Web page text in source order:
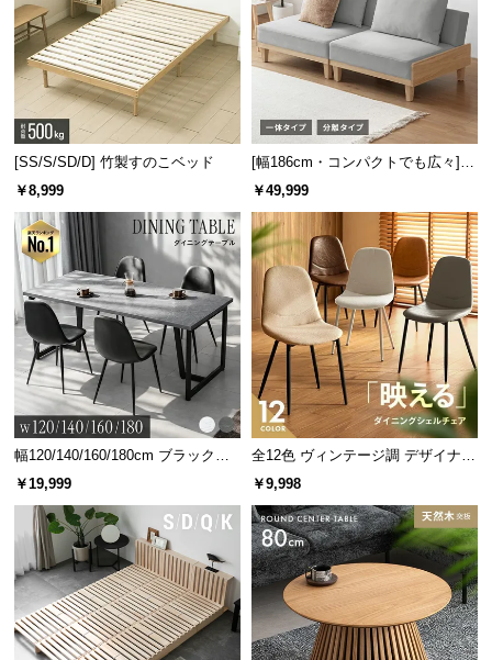
[SS/S/SD/D] 竹製すのこベッド
￥8,999
[幅186cm・コンパクトでも広々] 3
人掛けソファベッド リクライニン
グ 天然木フレーム 北欧
￥49,999
幅120/140/160/180cm ブラックフ
レーム ダイニング 大理石調 4人掛
￥19,999
全12色 ヴィンテージ調 デザイナー
ズシェルチェア
￥9,998